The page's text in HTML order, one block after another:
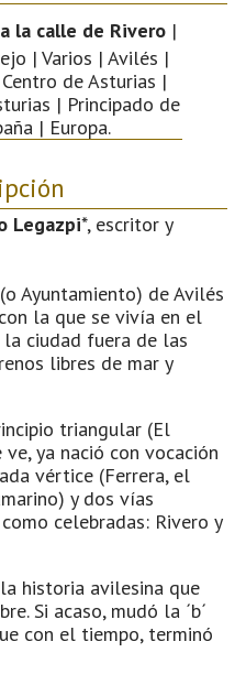
la calle de Rivero |
| Varios | Avilés |
de Asturias |
| Principado de
| Europa.
Legazpi*, escritor y
Ayuntamiento) de Avilés
la que se vivía en el
ciudad fuera de las
libres de mar y
triangular (El
ya nació con vocación
vértice (Ferrera, el
y dos vías
celebradas: Rivero y
historia avilesina que
Si acaso, mudó la ´b´
con el tiempo, terminó